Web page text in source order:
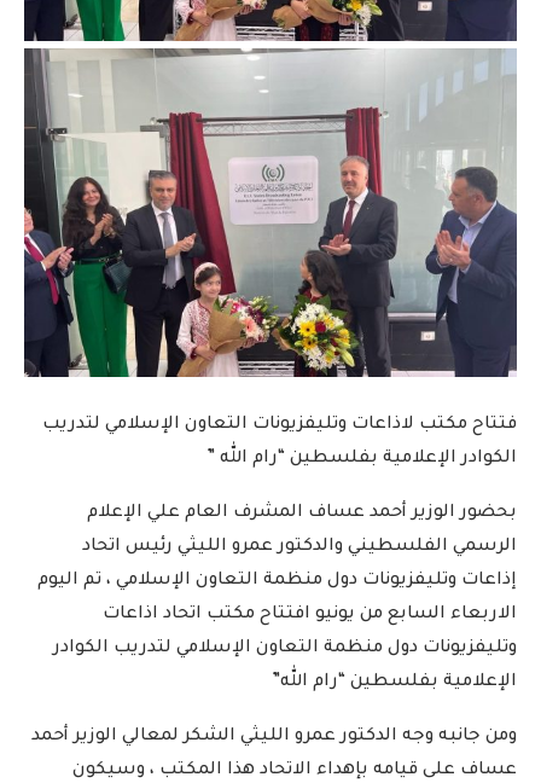
فتتاح مكتب لاذاعات وتليفزيونات التعاون الإسلامي لتدريب
الكوادر الإعلامية بفلسطين “رام الله ”
بحضور الوزير أحمد عساف المشرف العام علي الإعلام
الرسمي الفلسطيني والدكتور عمرو الليثي رئيس اتحاد
إذاعات وتليفزيونات دول منظمة التعاون الإسلامي ، تم اليوم
الاربعاء السابع من يونيو افتتاح مكتب اتحاد اذاعات
وتليفزيونات دول منظمة التعاون الإسلامي لتدريب الكوادر
الإعلامية بفلسطين “رام الله”
ومن جانبه وجه الدكتور عمرو الليثي الشكر لمعالي الوزير أحمد
عساف على قيامه بإهداء الاتحاد هذا المكتب ، وسيكون